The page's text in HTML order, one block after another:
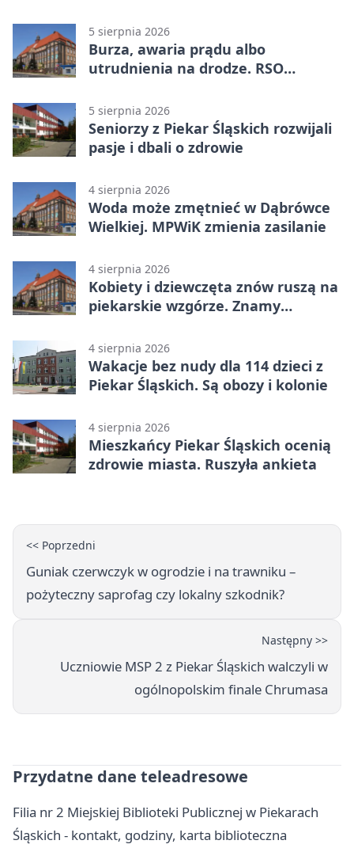
5 sierpnia 2026
Burza, awaria prądu albo
utrudnienia na drodze. RSO
5 sierpnia 2026
Seniorzy z Piekar Śląskich rozwijali
pasje i dbali o zdrowie
4 sierpnia 2026
Woda może zmętnieć w Dąbrówce
Wielkiej. MPWiK zmienia zasilanie
4 sierpnia 2026
Kobiety i dziewczęta znów ruszą na
piekarskie wzgórze. Znamy
4 sierpnia 2026
Wakacje bez nudy dla 114 dzieci z
Piekar Śląskich. Są obozy i kolonie
4 sierpnia 2026
Mieszkańcy Piekar Śląskich ocenią
zdrowie miasta. Ruszyła ankieta
<< Poprzedni
Guniak czerwczyk w ogrodzie i na trawniku –
pożyteczny saprofag czy lokalny szkodnik?
Następny >>
Uczniowie MSP 2 z Piekar Śląskich walczyli w
ogólnopolskim finale Chrumasa
Przydatne dane teleadresowe
Filia nr 2 Miejskiej Biblioteki Publicznej w Piekarach
Śląskich - kontakt, godziny, karta biblioteczna